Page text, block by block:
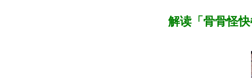
解读「骨骨怪